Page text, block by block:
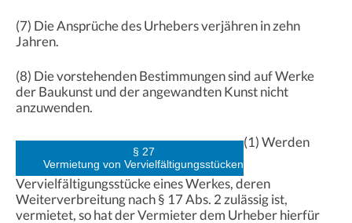
(7) Die Ansprüche des Urhebers verjähren in zehn
Jahren.
(8) Die vorstehenden Bestimmungen sind auf Werke
der Baukunst und der angewandten Kunst nicht
anzuwenden.
§ 27
Vermietung von Vervielfältigungsstücken
(1) Werden
Vervielfältigungsstücke eines Werkes, deren
Weiterverbreitung nach § 17 Abs. 2 zulässig ist,
vermietet, so hat der Vermieter dem Urheber hierfür